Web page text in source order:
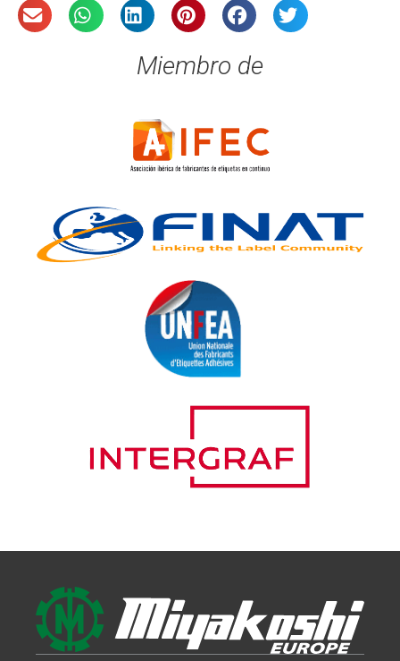
Miembro de